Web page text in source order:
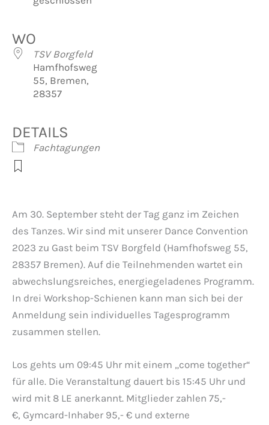
WO
TSV Borgfeld
Hamfhofsweg
55, Bremen,
28357
DETAILS
Fachtagungen
Am 30. September steht der Tag ganz im Zeichen
des Tanzes. Wir sind mit unserer Dance Convention
2023 zu Gast beim TSV Borgfeld (Hamfhofsweg 55,
28357 Bremen). Auf die Teilnehmenden wartet ein
abwechslungsreiches, energiegeladenes Programm.
In drei Workshop-Schienen kann man sich bei der
Anmeldung sein individuelles Tagesprogramm
zusammen stellen.
Los gehts um 09:45 Uhr mit einem „come together“
für alle. Die Veranstaltung dauert bis 15:45 Uhr und
wird mit 8 LE anerkannt. Mitglieder zahlen 75,-
€, Gymcard-Inhaber 95,- € und externe